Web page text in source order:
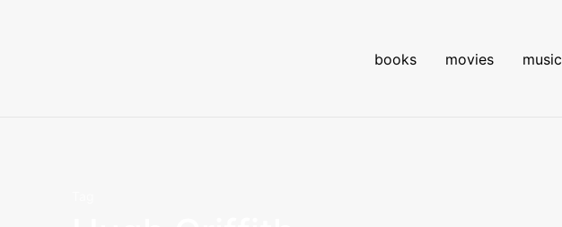
books movies music